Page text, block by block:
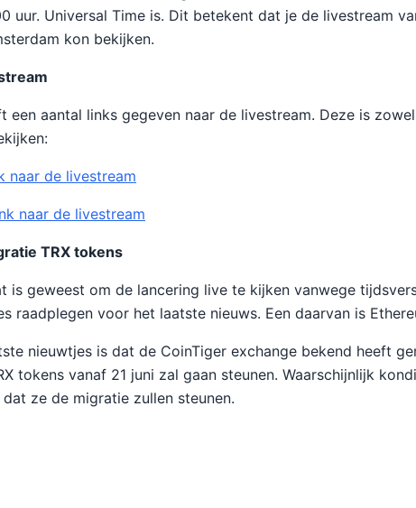
uur. Universal Time is. Dit betekent dat je de livestream
kon bekijken.
een aantal links gegeven naar de livestream. Deze is
naar de livestream
naar de livestream
TRX tokens
is geweest om de lancering live te kijken vanwege
raadplegen voor het laatste nieuws. Een daarvan is
nieuwtjes is dat de CoinTiger exchange bekend heeft
tokens vanaf 21 juni zal gaan steunen. Waarschijnlijk
ze de migratie zullen steunen.